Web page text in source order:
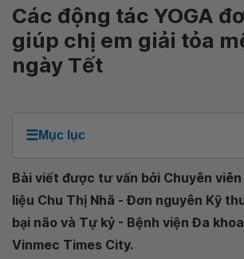
Các động tác YOGA
giúp chị em giải tỏa
ngày Tết
☰Mục lục
Bài viết được tư vấn bởi Chuyên
liệu Chu Thị Nhã - Đơn nguyên Kỹ
bại não và Tự kỷ - Bệnh viện Đa
Vinmec Times City.